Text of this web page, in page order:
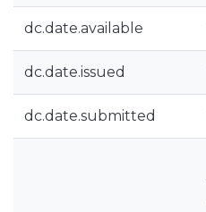
dc.date.available
dc.date.issued
dc.date.submitted